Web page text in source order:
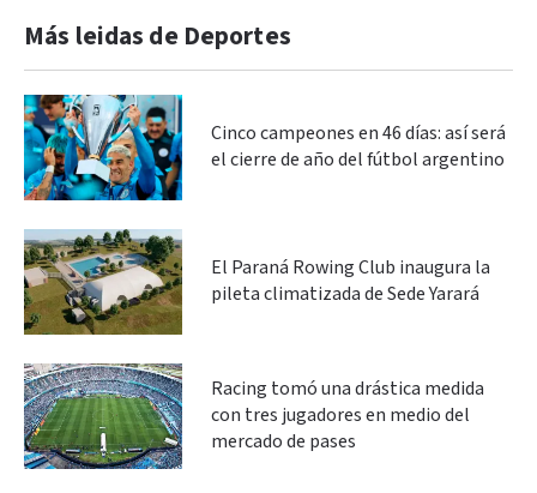
Más leidas de Deportes
Cinco campeones en 46 días: así será
el cierre de año del fútbol argentino
El Paraná Rowing Club inaugura la
pileta climatizada de Sede Yarará
Racing tomó una drástica medida
con tres jugadores en medio del
mercado de pases